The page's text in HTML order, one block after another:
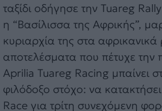
ταξίδι οδήγησε την Tuareg
η “Βασίλισσα της Αφρικής”,
κυριαρχία της στα
αποτελέσματα που πέτυχε την
Aprilia Tuareg Racing μπαίνει
φιλόδοξο στόχο: να
Race για τρίτη συνεχόμενη